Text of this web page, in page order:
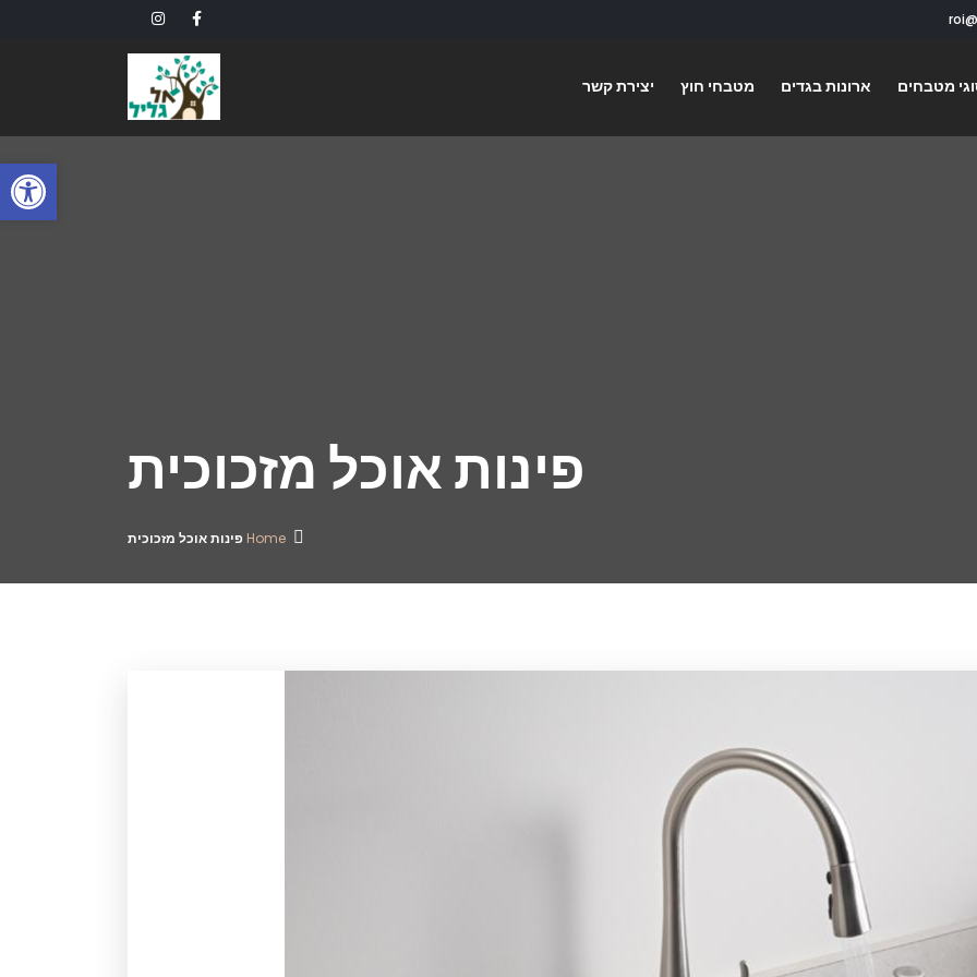
מטבחים ארונות בגדים מטבחי חוץ יצירת קשר
פינות אוכל מזכוכית
Home פינות אוכל מזכוכית